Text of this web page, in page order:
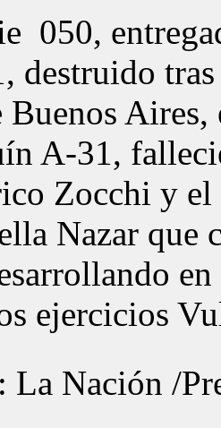
050,
destruido
A-31,
Zocchi y
Nazar que
ejercicios
Nación /